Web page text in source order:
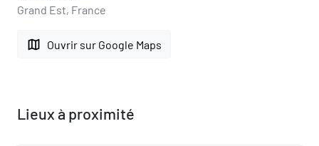
Grand Est, France
map Ouvrir sur Google Maps
Lieux à proximité